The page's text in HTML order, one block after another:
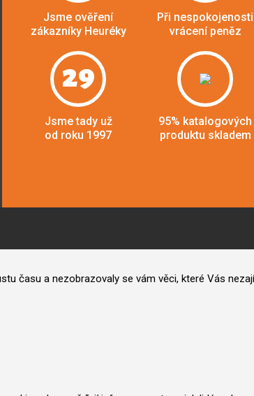
Jsme ověření
zákazníky Heuréky
Při nespokojenosti
vrácení peněz
29
Jsme tady už
od roku 1997
95% katalogových
produktu skladem
času a nezobrazovaly se vám věci, které Vás